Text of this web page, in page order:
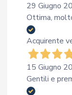
29 Giugno
Ottima,
Acquirente
15 Giugno
Gentili e